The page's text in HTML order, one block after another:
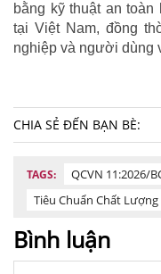
bằng kỹ thuật an
tại Việt Nam, đồng
nghiệp và người dùng
CHIA SẺ ĐẾN BẠN BÈ:
TAGS: QCVN 11:2026/
Tiêu Chuẩn Chất Lượng
Bình luận